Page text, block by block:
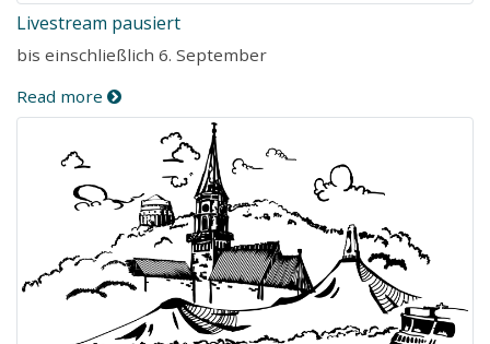
Livestream pausiert
bis einschließlich 6. September
Read more